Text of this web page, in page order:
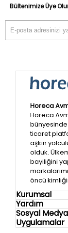
Bültenimize Üye
Horeca
Horeca
ticaret
aşkın
olduk.
bayiliğini
öncü
Kurumsal
Yardım
Sosyal Medya
Uygulamalar